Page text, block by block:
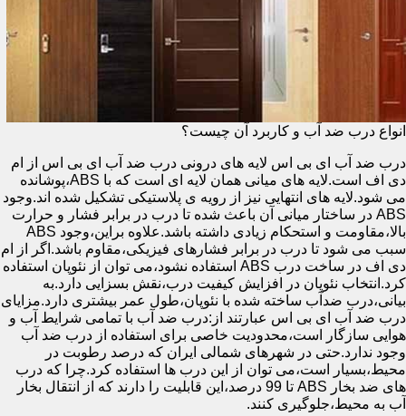
انواع درب ضد آب و کاربرد آن چیست؟
درب ضد آب ای بی اس لایه های درونی درب ضد آب ای بی اس از ام
دی اف است.لایه های میانی همان لایه ای است که با ABS،پوشانده
می شود.لایه های انتهایی نیز از رویه ی پلاستیکی تشکیل شده اند.وجود
ABS در ساختار میانی آن باعث شده تا درب در برابر فشار و حرارت
بالا،مقاومت و استحکام زیادی داشته باشد.علاوه براین،وجود ABS
سبب می شود تا درب در برابر فشارهای فیزیکی،مقاوم باشد.اگر از ام
دی اف در ساخت درب ABS استفاده نشود،می توان از نئوپان استفاده
کرد.انتخاب نئوپان در افزایش کیفیت درب،نقش بسزایی دارد.به
بیانی،درب ضدآب ساخته شده با نئوپان،طول عمر بیشتری دارد.مزایای
درب ضد آب ای بی اس عبارتند از:درب ضد آب با تمامی شرایط آب و
هوایی سازگار است،محدودیت خاصی برای استفاده از درب ضد آب
وجود ندارد.حتی در شهرهای شمالی ایران که درصد رطوبت در
محیط،بسیار است،می توان از این درب ها استفاده کرد.چرا که درب
های ضد بخار ABS تا 99 درصد،این قابلیت را دارند که از انتقال بخار
آب به محیط،جلوگیری کنند.